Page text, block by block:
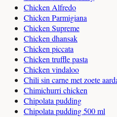
Chicken Alfredo
Chicken Parmigiana
Chicken Supreme
Chicken dhansak
Chicken piccata
Chicken truffle pasta
Chicken vindaloo
Chili sin carne met zoete
Chimichurri chicken
Chipolata pudding
Chipolata pudding 500 ml